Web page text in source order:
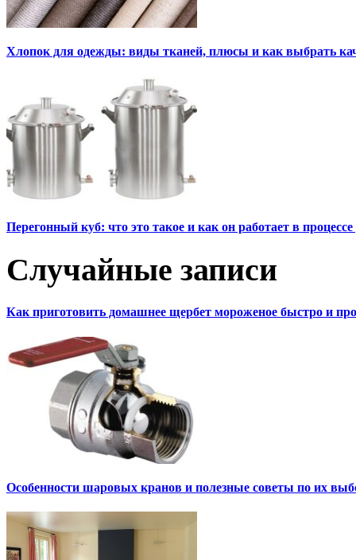
Хлопок для одежды: виды тканей, плюсы и как выбрать
Перегонный куб: что это такое и как он работает в
Случайные записи
Как приготовить домашнее щербет мороженое быстро и
Особенности шаровых кранов и полезные советы по их